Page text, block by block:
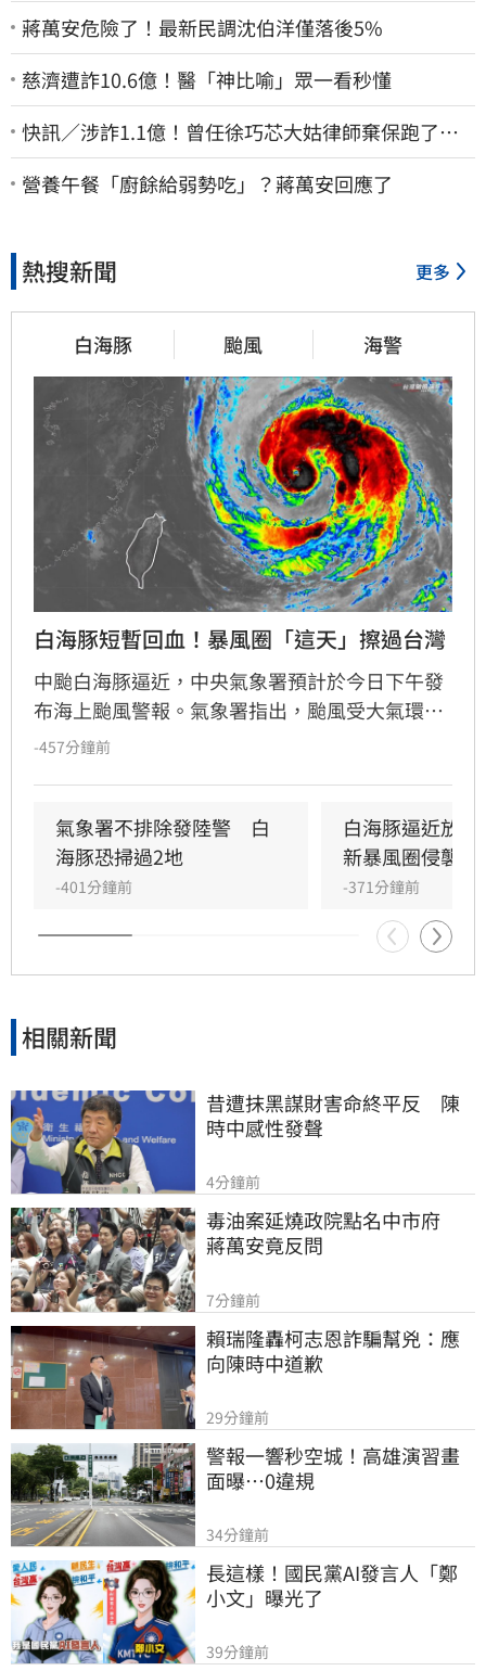
蔣萬安危險了！最新民調沈伯洋僅落後5%
慈濟遭詐10.6億！醫「神比喻」眾一看秒懂
快訊／涉詐1.1億！曾任徐巧芯大姑律師棄保跑了…
媽也離境 桃檢發通緝
營養午餐「廚餘給弱勢吃」？蔣萬安回應了
熱搜新聞 更多
白海豚 颱風 海警
白海豚短暫回血！暴風圈「這天」擦過台灣
中颱白海豚逼近，中央氣象署預計於今日下午發
布海上颱風警報。氣象署指出，颱風受大氣環境
影響持續偏西移動，週末將是距離台灣最近的時
區需嚴防豪雨，東北部及中南部亦有局部大雨與
陣雨風險。週六晚間至週日是影響最劇烈期間，
民眾務必留意最新氣象資訊，並做好防颱準備，
特別是馬祖地區與北部沿海民眾應加強戒備。
-457分鐘前
氣象署不排除發陸警　白
海豚恐掃過2地
-401分鐘前
白海豚逼近放
新暴風圈侵襲率
-371分鐘前
相關新聞
昔遭抹黑謀財害命終平反　陳
時中感性發聲
4分鐘前
毒油案延燒政院點名中市府
蔣萬安竟反問
7分鐘前
賴瑞隆轟柯志恩詐騙幫兇：應
向陳時中道歉
29分鐘前
警報一響秒空城！高雄演習畫
面曝…0違規
34分鐘前
長這樣！國民黨AI發言人「鄭
小文」曝光了
39分鐘前